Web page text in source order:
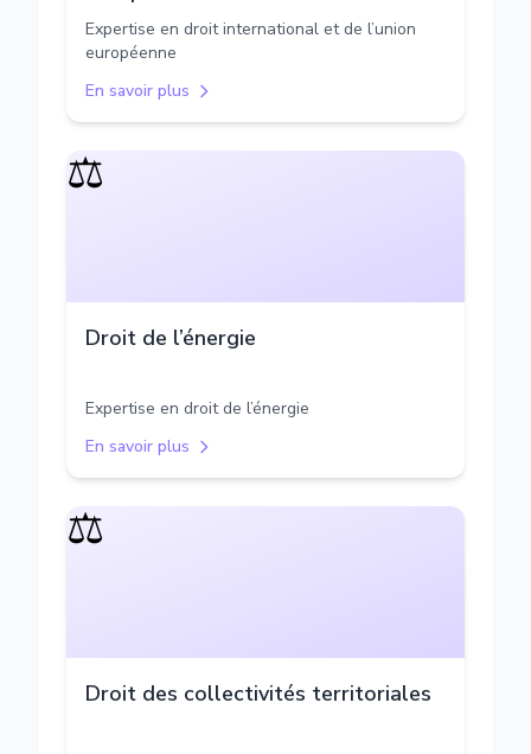
Expertise en droit international et de l’union
européenne
En savoir plus
⚖️
Droit de l’énergie
Expertise en droit de l’énergie
En savoir plus
⚖️
Droit des collectivités territoriales